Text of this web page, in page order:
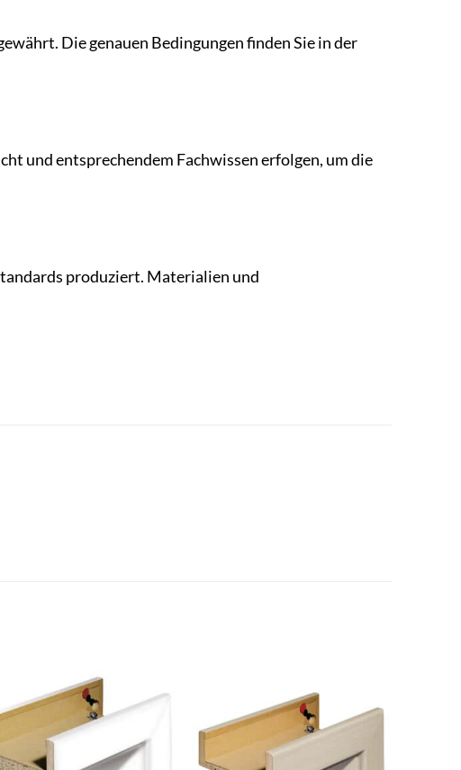
Die genauen Bedingungen finden Sie in der
und entsprechendem Fachwissen erfolgen, um die
produziert. Materialien und